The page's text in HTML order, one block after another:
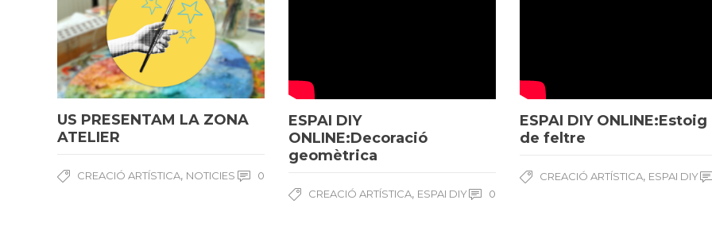
US PRESENTAM LA ZONA
ATELIER
CREACIÓ ARTÍSTICA, NOTICIES 0
ESPAI DIY
ONLINE:Decoració
geomètrica
CREACIÓ ARTÍSTICA, ESPAI DIY 0
ESPAI DIY ONLINE:Estoig
de feltre
CREACIÓ ARTÍSTICA, ESPAI DIY